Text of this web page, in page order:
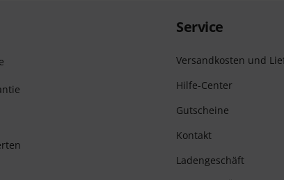
Service
Versandkosten und
Hilfe-Center
Gutscheine
Kontakt
Ladengeschäft